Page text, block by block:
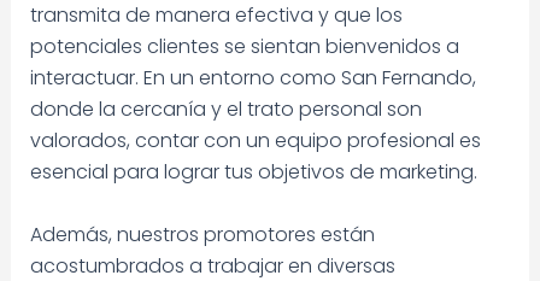
transmita de manera efectiva y que los
potenciales clientes se sientan bienvenidos a
interactuar. En un entorno como San Fernando,
donde la cercanía y el trato personal son
valorados, contar con un equipo profesional es
esencial para lograr tus objetivos de marketing.
Además, nuestros promotores están
acostumbrados a trabajar en diversas